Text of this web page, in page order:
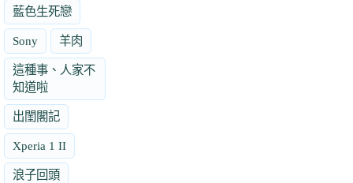
藍色生死戀
Sony 羊肉
這種事、人家不
知道啦
出閨閣記
Xperia 1 II
浪子回頭